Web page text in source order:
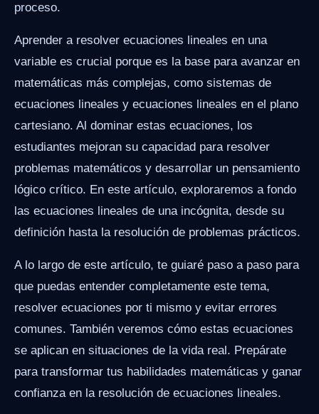
proceso.
Aprender a resolver ecuaciones lineales en una
variable es crucial porque es la base para avanzar en
matemáticas más complejas, como sistemas de
ecuaciones lineales y ecuaciones lineales en el plano
cartesiano. Al dominar estas ecuaciones, los
estudiantes mejoran su capacidad para resolver
problemas matemáticos y desarrollar un pensamiento
lógico crítico. En este artículo, exploraremos a fondo
las ecuaciones lineales de una incógnita, desde su
definición hasta la resolución de problemas prácticos.
A lo largo de este artículo, te guiaré paso a paso para
que puedas entender completamente este tema,
resolver ecuaciones por ti mismo y evitar errores
comunes. También veremos cómo estas ecuaciones
se aplican en situaciones de la vida real. Prepárate
para transformar tus habilidades matemáticas y ganar
confianza en la resolución de ecuaciones lineales.